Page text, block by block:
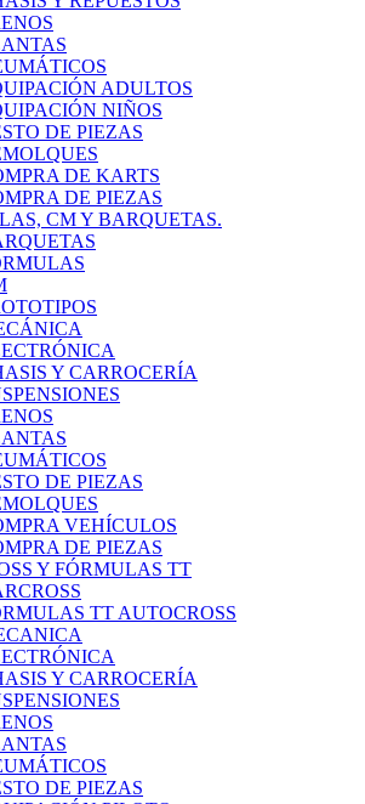
ADULTOS
NIÑOS
DE PIEZAS
DE KARTS
DE PIEZAS
CM Y BARQUETAS.
Y CARROCERÍA
DE PIEZAS
VEHÍCULOS
DE PIEZAS
Y FÓRMULAS TT
TT AUTOCROSS
Y CARROCERÍA
DE PIEZAS